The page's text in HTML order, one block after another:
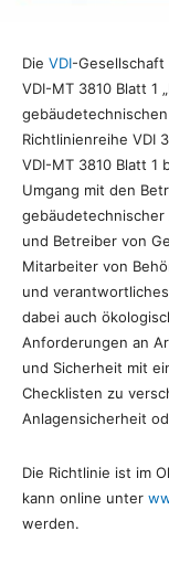
Die VDI-Gesellschaft
VDI-MT 3810 Blatt 1
Richtlinienreihe VDI
VDI-MT 3810 Blatt
Umgang mit den
gebäudetechnischer
und Betreiber von
Mitarbeiter von
und
dabei auch
Anforderungen an
und Sicherheit mit
Checklisten zu
Anlagensicherheit
Die Richtlinie ist im
kann online unter
werden.